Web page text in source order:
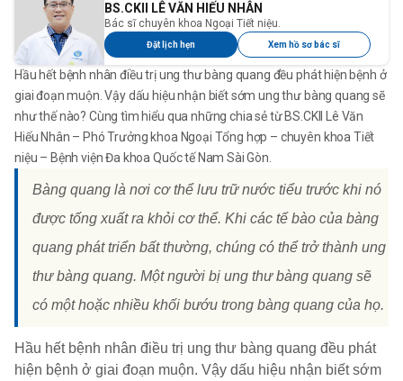
Hầu hết bệnh nhân điều trị ung thư bàng quang đều phát hiện bệnh ở
giai đoạn muộn. Vậy dấu hiệu nhận biết sớm ung thư bàng quang sẽ
như thế nào? Cùng tìm hiểu qua những chia sẻ từ BS.CKII Lê Văn
Hiếu Nhân – Phó Trưởng khoa Ngoại Tổng hợp – chuyên khoa Tiết
niệu – Bệnh viện Đa khoa Quốc tế Nam Sài Gòn.
BS.CKII LÊ VĂN HIẾU NHÂN
Bác sĩ chuyên khoa Ngoại Tiết niệu.
Đặt lịch hẹn Xem hồ sơ bác sĩ
Bàng quang là nơi cơ thể lưu trữ nước tiểu trước khi nó
được tống xuất ra khỏi cơ thể. Khi các tế bào của bàng
quang phát triển bất thường, chúng có thể trở thành ung
thư bàng quang. Một người bị ung thư bàng quang sẽ
có một hoặc nhiều khối bướu trong bàng quang của họ.
Hầu hết bệnh nhân điều trị ung thư bàng quang đều phát
hiện bệnh ở giai đoạn muộn. Vậy dấu hiệu nhận biết sớm